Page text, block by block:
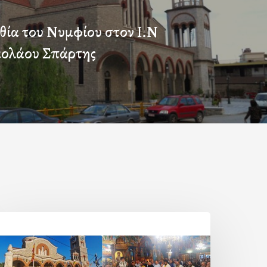
του Νυμφίου στον Ι.Ν
Σπάρτης